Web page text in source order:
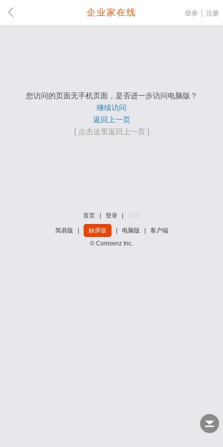
企业家在线 登录 注册
您访问的页面无手机页面，是否进一步访问电脑版？
继续访问
返回上一页
[ 点击这里返回上一页 ]
首页 登录
简易版 触屏版 电脑版
客户端
© Comsenz Inc.